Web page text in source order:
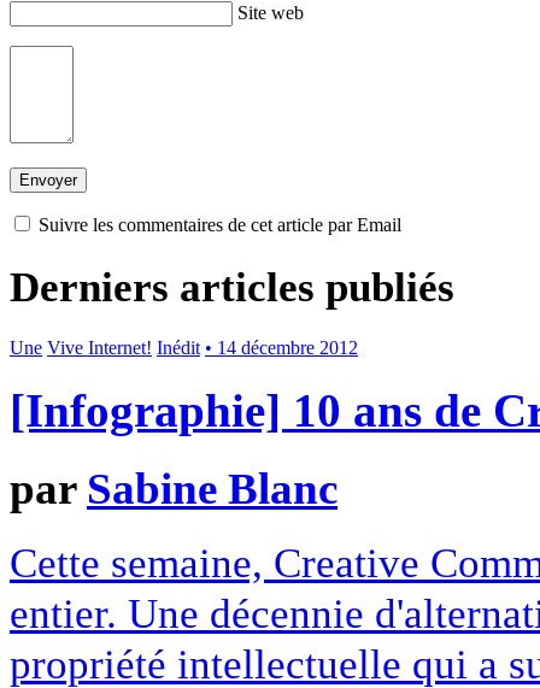
Site web
Suivre les commentaires de cet article par Email
Derniers articles publiés
Une Vive Internet! Inédit • 14 décembre 2012
[Infographie] 10 ans de
par Sabine Blanc
Cette semaine, Creative
entier. Une décennie
propriété intellectuelle qui a